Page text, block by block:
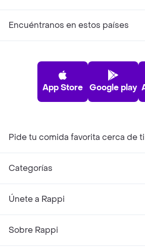
Encuéntranos en estos países
App Store Google play
Pide tu comida favorita cerca de ti
Categorías
Únete a Rappi
Sobre Rappi